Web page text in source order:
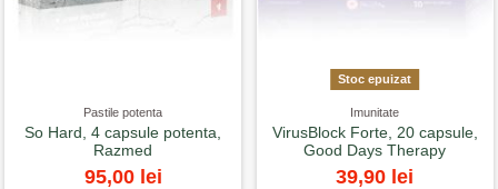
Pastile potenta
So Hard, 4 capsule potenta,
Razmed
95,00 lei
Stoc epuizat
Imunitate
VirusBlock Forte, 20 capsule,
Good Days Therapy
39,90 lei